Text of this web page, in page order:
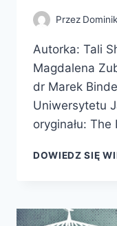
Przez
Autorka: Tali
Magdalena
dr Marek
Uniwersytetu
oryginału:
DOWIEDZ SIĘ